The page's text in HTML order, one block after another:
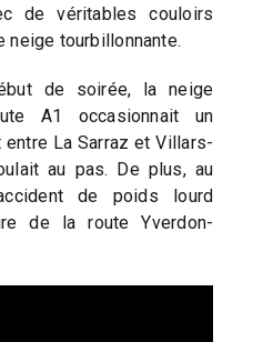
de véritables couloirs
neige tourbillonnante.
de soirée, la neige
A1 occasionnait un
La Sarraz et Villars-
au pas. De plus, au
de poids lourd
de la route Yverdon-